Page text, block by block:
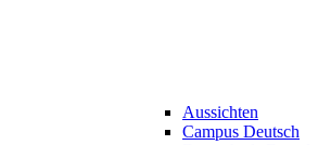
Aussichten
Campus Deutsch